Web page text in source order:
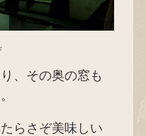
、その奥の窓も
らさぞ美味しい